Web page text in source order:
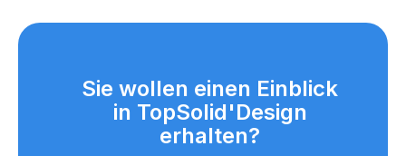
Sie wollen einen Einblick
in TopSolid'Design
erhalten?